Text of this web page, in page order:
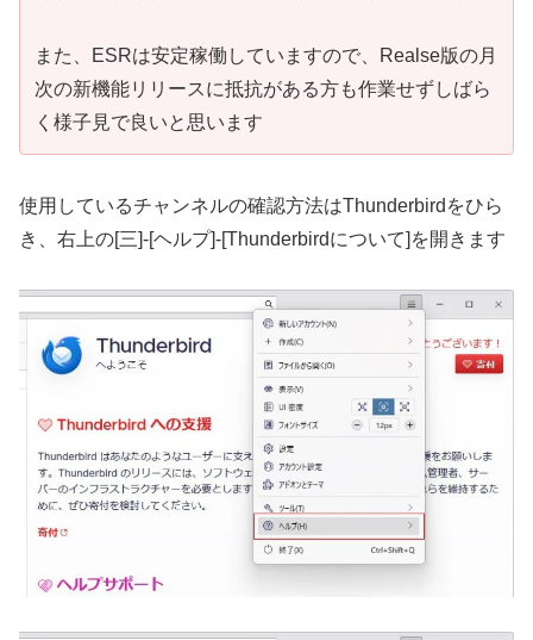
また、ESRは安定稼働していますので、Realse版の月
次の新機能リリースに抵抗がある方も作業せずしばら
く様子見で良いと思います
使用しているチャンネルの確認方法はThunderbirdをひら
き、右上の[三]-[ヘルプ]-[Thunderbirdについて]を開きます